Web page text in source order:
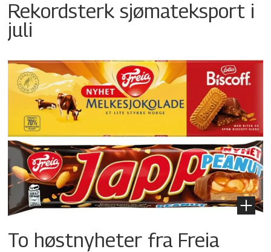
Rekordsterk sjømateksport i
juli
To høstnyheter fra Freia